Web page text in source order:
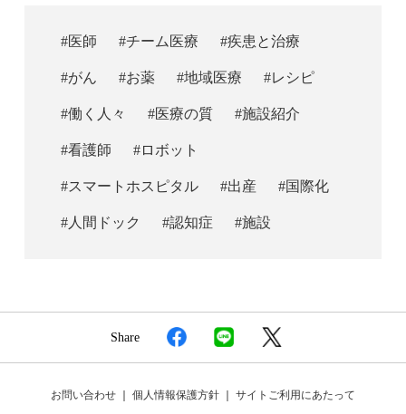
#医師 #チーム医療 #疾患と治療
#がん #お薬 #地域医療 #レシピ
#働く人々 #医療の質 #施設紹介
#看護師 #ロボット
#スマートホスピタル #出産 #国際化
#人間ドック #認知症 #施設
Share
お問い合わせ ｜ 個人情報保護方針 ｜ サイトご利用にあたって